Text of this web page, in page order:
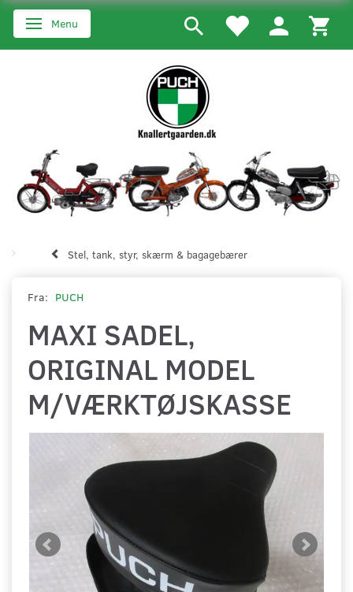
Skifte navigation
Menu
Stel, tank, styr, skærm & bagagebærer
Fra: PUCH
MAXI SADEL,
ORIGINAL MODEL
M/VÆRKTØJSKASSE